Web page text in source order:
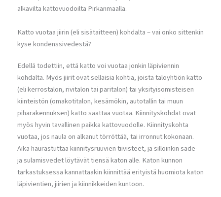
alkavilta kattovuodoilta Pirkanmaalla.
Katto vuotaa jiirin (eli sisätaitteen) kohdalta – vai onko sittenkin
kyse kondenssivedestä?
Edellä todettiin, että katto voi vuotaa jonkin läpiviennin
kohdalta. Myös jiirit ovat sellaisia kohtia, joista taloyhtiön katto
(eli kerrostalon, rivitalon tai paritalon) tai yksityisomisteisen
kiinteistön (omakotitalon, kesämökin, autotallin tai muun
piharakennuksen) katto saattaa vuotaa. Kiinnityskohdat ovat
myös hyvin tavallinen paikka kattovuodolle. Kiinnityskohta
vuotaa, jos naula on alkanut törröttää, tai irronnut kokonaan.
Aika haurastuttaa kiinnitysruuvien tiivisteet, ja silloinkin sade-
ja sulamisvedet löytävät tiensä katon alle. Katon kunnon
tarkastuksessa kannattaakin kiinnittää erityistä huomiota katon
läpivientien, jiirien ja kiinnikkeiden kuntoon.